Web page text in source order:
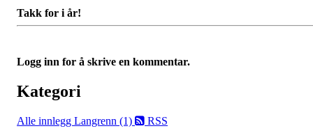
Takk for i år!
Logg inn for å skrive en kommentar.
Kategori
Alle innlegg Langrenn (1) RSS